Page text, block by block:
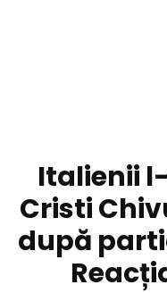
Italienii
Cristi
după